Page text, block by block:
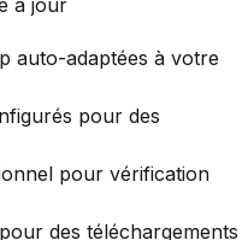
à jour
auto-adaptées à votre
pour des
pour vérification
des téléchargements